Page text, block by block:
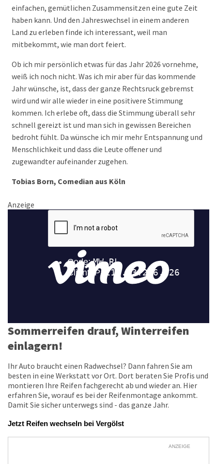
einfachen, gemütlichen Zusammensitzen eine gute Zeit
haben kann. Und den Jahreswechsel in einem anderen
Land zu erleben finde ich interessant, weil man
mitbekommt, wie man dort feiert.
Ob ich mir persönlich etwas für das Jahr 2026 vornehme,
weiß ich noch nicht. Was ich mir aber für das kommende
Jahr wünsche, ist, dass der ganze Rechtsruck gebremst
wird und wir alle wieder in eine positivere Stimmung
kommen. Ich erlebe oft, dass die Stimmung überall sehr
schnell gereizt ist und man sich in gewissen Bereichen
bedroht fühlt. Da wünsche ich mir mehr Entspannung und
Menschlichkeit und dass die Leute offener und
zugewandter aufeinander zugehen.
Tobias Born, Comedian aus Köln
Anzeige
Sommerreifen drauf, Winterreifen
einlagern!
Ihr Auto braucht einen Radwechsel? Dann fahren Sie am
besten in eine Werkstatt vor Ort. Dort beraten Sie Profis und
montieren Ihre Reifen fachgerecht ab und wieder an. Hier
erfahren Sie, worauf es bei der Reifenmontage ankommt.
Damit Sie sicher unterwegs sind - das ganze Jahr.
Jetzt Reifen wechseln bei Vergölst
ANZEIGE